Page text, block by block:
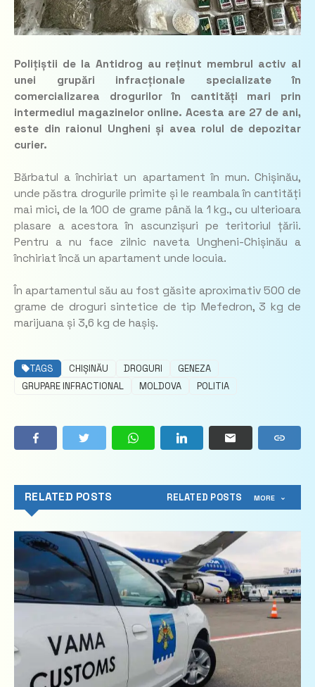
Polițiștii de la Antidrog au reținut membrul activ al
unei grupări infracționale specializate în
comercializarea drogurilor în cantități mari prin
intermediul magazinelor online. Acesta are 27 de ani,
este din raionul Ungheni și avea rolul de depozitar
curier.
Bărbatul a închiriat un apartament în mun. Chișinău,
unde păstra drogurile primite și le reambala în cantități
mai mici, de la 100 de grame până la 1 kg., cu ulterioara
plasare a acestora în ascunzișuri pe teritoriul țării.
Pentru a nu face zilnic naveta Ungheni-Chișinău a
închiriat încă un apartament unde locuia.
În apartamentul său au fost găsite aproximativ 500 de
grame de droguri sintetice de tip Mefedron, 3 kg de
marijuana și 3,6 kg de hașiș.
TAGS CHIȘINĂU DROGURI
GENEZA
GRUPARE INFRACTIONAL
MOLDOVA POLITIA
RELATED POSTS RELATED POSTS MORE